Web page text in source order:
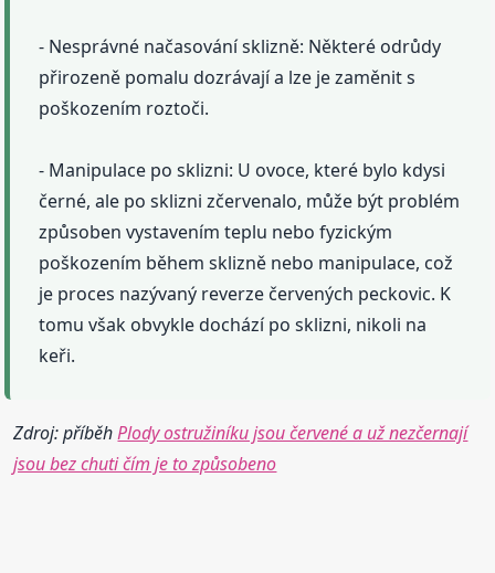
- Nesprávné načasování sklizně: Některé odrůdy
přirozeně pomalu dozrávají a lze je zaměnit s
poškozením roztoči.
- Manipulace po sklizni: U ovoce, které bylo kdysi
černé, ale po sklizni zčervenalo, může být problém
způsoben vystavením teplu nebo fyzickým
poškozením během sklizně nebo manipulace, což
je proces nazývaný reverze červených peckovic. K
tomu však obvykle dochází po sklizni, nikoli na
keři.
Zdroj: příběhPlody ostružiníku jsou červené a už nezčernají
jsou bez chuti čím je to způsobeno